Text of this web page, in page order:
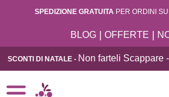
SPEDIZIONE GRATUITA PER ORDINI
BLOG | OFFERTE |
SCONTI DI NATALE - Non farteli Scappare